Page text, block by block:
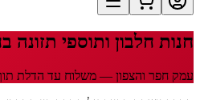
חנות חלבון ותוספי תזונה
עמק חפר והצפון — משלוח עד הדלת